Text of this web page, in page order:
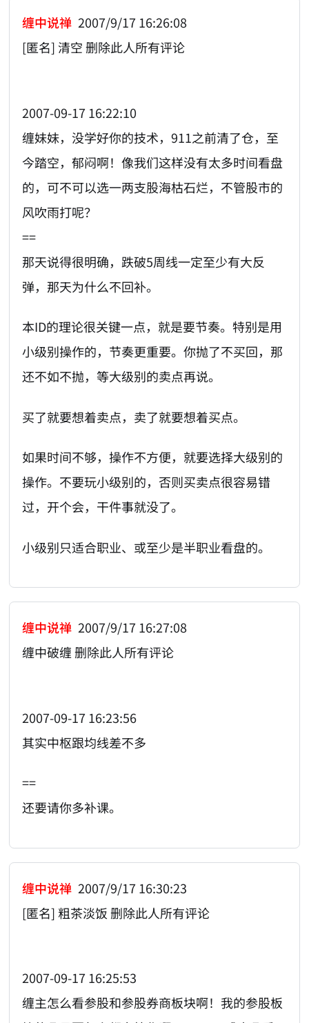
缠中说禅 2007/9/17 16:26:08
[匿名] 清空 删除此人所有评论
2007-09-17 16:22:10
缠妹妹，没学好你的技术，911之前清了仓，至
今踏空，郁闷啊！像我们这样没有太多时间看盘
的，可不可以选一两支股海枯石烂，不管股市的
风吹雨打呢？
==
那天说得很明确，跌破5周线一定至少有大反
弹，那天为什么不回补。
本ID的理论很关键一点，就是要节奏。特别是用
小级别操作的，节奏更重要。你抛了不买回，那
还不如不抛，等大级别的卖点再说。
买了就要想着卖点，卖了就要想着买点。
如果时间不够，操作不方便，就要选择大级别的
操作。不要玩小级别的，否则买卖点很容易错
过，开个会，干件事就没了。
小级别只适合职业、或至少是半职业看盘的。
缠中说禅 2007/9/17 16:27:08
缠中破缠 删除此人所有评论
2007-09-17 16:23:56
其实中枢跟均线差不多
==
还要请你多补课。
缠中说禅 2007/9/17 16:30:23
[匿名] 粗茶淡饭 删除此人所有评论
2007-09-17 16:25:53
缠主怎么看参股和参股券商板块啊！我的参股板